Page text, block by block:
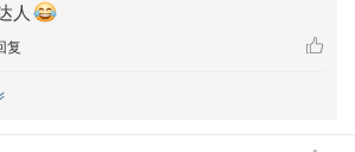
大
人
复